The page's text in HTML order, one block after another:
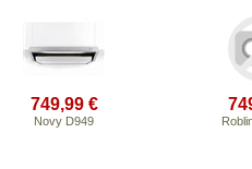
749,99 €
Novy D949